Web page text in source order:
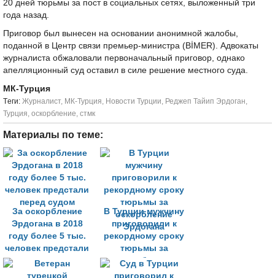
20 дней тюрьмы за пост в социальных сетях, выложенный три
года назад.
Приговор был вынесен на основании анонимной жалобы,
поданной в Центр связи премьер-министра (BİMER). Адвокаты
журналиста обжаловали первоначальный приговор, однако
апелляционный суд оставил в силе решение местного суда.
МК-Турция
Tеги: Журналист, МК-Турция, Новости Турции, Реджеп Тайип Эрдоган,
Турция, оскорбление, стмк
Материалы по теме:
За оскорбление
Эрдогана в 2018
году более 5 тыс.
человек предстали
перед судом
В Турции мужчину
приговорили к
рекордному сроку
тюрьмы за
оскорбление
Эрдогана